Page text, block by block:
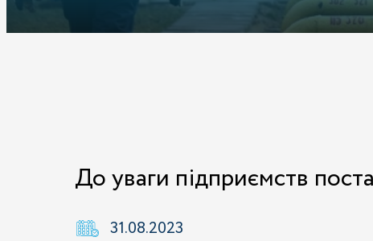
До уваги підприємств
31.08.2023